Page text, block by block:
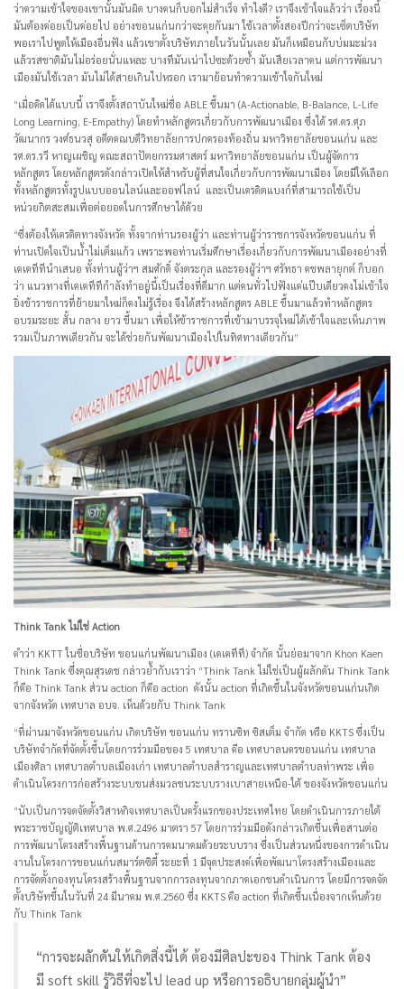
ว่าความเข้าใจของเขานั้นมันผิด บางคนก็บอกไม่สำเร็จ ทำไงดี? เราจึงเข้าใจแล้วว่า เรื่องนี้
มันต้องค่อยเป็นค่อยไป อย่างขอนแก่นกว่าจะคุยกันมา ใช้เวลาตั้งสองปีกว่าจะเซ็ตบริษัท
พอเราไปพูดให้เมืองอื่นฟัง แล้วเขาตั้งบริษัทภายในวันนั้นเลย มันก็เหมือนกับบ่มมะม่วง
แล้วรสชาติมันไม่อร่อยนั่นแหละ บางทีมันเน่าไปซะด้วยซ้ำ มันเสียเวลาคน แต่การพัฒนา
เมืองมันใช้เวลา มันไม่ได้สายเกินไปหรอก เรามาย้อนทำความเข้าใจกันใหม่
“เมื่อคิดได้แบบนี้ เราจึงตั้งสถาบันใหม่ชื่อ ABLE ขึ้นมา (A-Actionable, B-Balance, L-Life
Long Learning, E-Empathy) โดยทำหลักสูตรเกี่ยวกับการพัฒนาเมือง ซึ่งได้ รศ.ดร.ศุภ
วัฒนากร วงศ์ธนวสุ อดีตคณบดีวิทยาลัยการปกครองท้องถิ่น มหาวิทยาลัยขอนแก่น และ
รศ.ดร.รวี หาญเผชิญ คณะสถาปัตยกรรมศาสตร์ มหาวิทยาลัยขอนแก่น เป็นผู้จัดการ
หลักสูตร โดยหลักสูตรดังกล่าวเปิดให้สำหรับผู้ที่สนใจเกี่ยวกับการพัฒนาเมือง โดยมีให้เลือก
ทั้งหลักสูตรทั้งรูปแบบออนไลน์และออฟไลน์ และเป็นเครดิตแบงก์ที่สามารถใช้เป็น
หน่วยกิตสะสมเพื่อต่อยอดในการศึกษาได้ด้วย
“ซึ่งต้องให้เครดิตทางจังหวัด ทั้งจากท่านรองผู้ว่า และท่านผู้ว่าราชการจังหวัดขอนแก่น ที่
ท่านเปิดใจเป็นน้ำไม่เต็มแก้ว เพราะพอท่านเริ่มศึกษาเรื่องเกี่ยวกับการพัฒนาเมืองอย่างที่
เคเคทีทีนำเสนอ ทั้งท่านผู้ว่าฯ สมศักดิ์ จังตระกุล และรองผู้ว่าฯ ศรัทธา คชพลายุกต์ ก็บอก
ว่า แนวทางที่เคเคทีทีกำลังทำอยู่นี้เป็นเรื่องที่ดีมาก แต่คนทั่วไปฟังแค่แป๊บเดียวคงไม่เข้าใจ
ยิ่งข้าราชการที่ย้ายมาใหม่ก็คงไม่รู้เรื่อง จึงได้สร้างหลักสูตร ABLE ขึ้นมาแล้วทำหลักสูตร
อบรมระยะ สั้น กลาง ยาว ขึ้นมา เพื่อให้ข้าราชการที่เข้ามาบรรจุใหม่ได้เข้าใจและเห็นภาพ
รวมเป็นภาพเดียวกัน จะได้ช่วยกันพัฒนาเมืองไปในทิศทางเดียวกัน”
Think Tank ไม่ใช่ Action
คำว่า KKTT ในชื่อบริษัท ขอนแก่นพัฒนาเมือง (เคเคทีที) จำกัด นั้นย่อมาจาก Khon Kaen
Think Tank ซึ่งคุณสุรเดช กล่าวย้ำกับเราว่า “Think Tank ไม่ใช่เป็นผู้ผลักดัน Think Tank
ก็คือ Think Tank ส่วน action ก็คือ action ดังนั้น action ที่เกิดขึ้นในจังหวัดขอนแก่นเกิด
จากจังหวัด เทศบาล อบจ. เห็นด้วยกับ Think Tank
“ที่ผ่านมาจังหวัดขอนแก่น เกิดบริษัท ขอนแก่น ทรานซิท ซิสเต็ม จำกัด หรือ KKTS ซึ่งเป็น
บริษัทจำกัดที่จัดตั้งขึ้นโดยการร่วมมือของ 5 เทศบาล คือ เทศบาลนครขอนแก่น เทศบาล
เมืองศิลา เทศบาลตำบลเมืองเก่า เทศบาลตำบลสำราญและเทศบาลตำบลท่าพระ เพื่อ
ดำเนินโครงการก่อสร้างระบบขนส่งมวลชนระบบรางเบาสายเหนือ-ใต้ ของจังหวัดขอนแก่น
“นับเป็นการจดจัดตั้งวิสาหกิจเทศบาลเป็นครั้งแรกของประเทศไทย โดยดำเนินการภายใต้
พระราชบัญญัติเทศบาล พ.ศ.2496 มาตรา 57 โดยการร่วมมือดังกล่าวเกิดขึ้นเพื่อสานต่อ
การพัฒนาโครงสร้างพื้นฐานด้านการคมนาคมด้วยระบบราง ซึ่งเป็นส่วนหนึ่งของการดำเนิน
งานในโครงการขอนแก่นสมาร์ตซิตี้ ระยะที่ 1 มีจุดประสงค์เพื่อพัฒนาโครงสร้างเมืองและ
การจัดตั้งกองทุนโครงสร้างพื้นฐานจากการลงทุนจากภาคเอกชนดำเนินการ โดยมีการจดจัด
ตั้งบริษัทขึ้นในวันที่ 24 มีนาคม พ.ศ.2560 ซึ่ง KKTS คือ action ที่เกิดขึ้นเนื่องจากเห็นด้วย
กับ Think Tank
“การจะผลักดันให้เกิดสิ่งนี้ได้ ต้องมีศิลปะของ Think Tank ต้อง
มี soft skill รู้วิธีที่จะไป lead up หรือการอธิบายกลุ่มผู้นำ”